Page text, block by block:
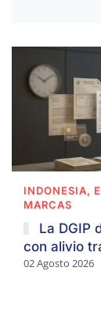
INDONESIA,
MARCAS
La DGIP
con alivio
02 Agosto 2026